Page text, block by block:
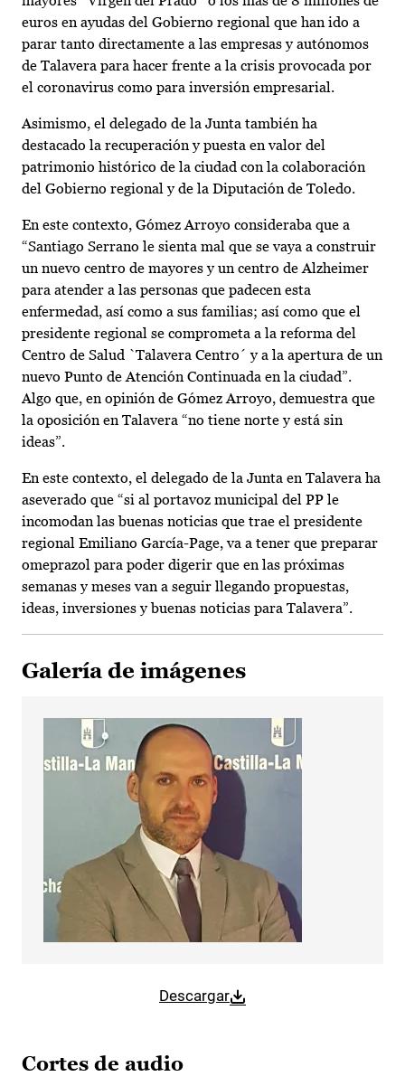
euros en ayudas del Gobierno regional que han ido a
parar tanto directamente a las empresas y autónomos
de Talavera para hacer frente a la crisis provocada por
el coronavirus como para inversión empresarial.
Asimismo, el delegado de la Junta también ha
destacado la recuperación y puesta en valor del
patrimonio histórico de la ciudad con la colaboración
del Gobierno regional y de la Diputación de Toledo.
En este contexto, Gómez Arroyo consideraba que a
“Santiago Serrano le sienta mal que se vaya a construir
un nuevo centro de mayores y un centro de Alzheimer
para atender a las personas que padecen esta
enfermedad, así como a sus familias; así como que el
presidente regional se comprometa a la reforma del
Centro de Salud `Talavera Centro´ y a la apertura de un
nuevo Punto de Atención Continuada en la ciudad”.
Algo que, en opinión de Gómez Arroyo, demuestra que
la oposición en Talavera “no tiene norte y está sin
ideas”.
En este contexto, el delegado de la Junta en Talavera ha
aseverado que “si al portavoz municipal del PP le
incomodan las buenas noticias que trae el presidente
regional Emiliano García-Page, va a tener que preparar
omeprazol para poder digerir que en las próximas
semanas y meses van a seguir llegando propuestas,
ideas, inversiones y buenas noticias para Talavera”.
Galería de imágenes
Descargar
Cortes de audio